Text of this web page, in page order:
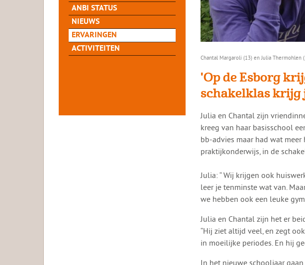
ANBI STATUS
NIEUWS
ERVARINGEN
ACTIVITEITEN
Chantal Margaroli (13) en Julia Thermohlen
'Op de Esborg
schakelklas krijg
Julia en Chantal zijn
kreeg van haar basisschool
bb-advies maar had wat
praktijkonderwijs, in de
Julia: “ Wij krijgen ook
leer je tenminste wat van.
we hebben ook een leuke
Julia en Chantal zijn het er
“Hij ziet altijd veel, en zegt
in moeilijke periodes. En hij
In het nieuwe schooljaar